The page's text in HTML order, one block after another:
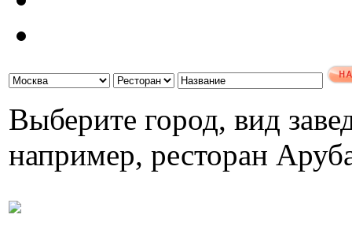
Выберите город, вид
например, ресторан